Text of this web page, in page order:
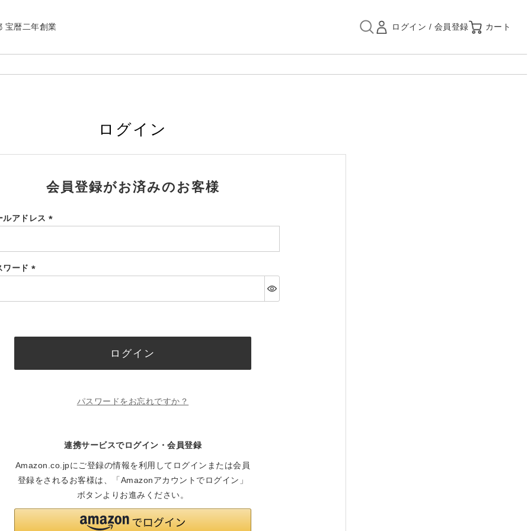
宝暦二年創業
ログイン
会員登録がお済みのお客様
ルアドレス
須)
ワード
須)
ログイン
パスワードをお忘れですか？
連携サービスでログイン・会員登録
Amazon.co.jpにご登録の情報を利用してログインまたは会員
登録をされるお客様は、「Amazonアカウントでログイン」
ボタンよりお進みください。